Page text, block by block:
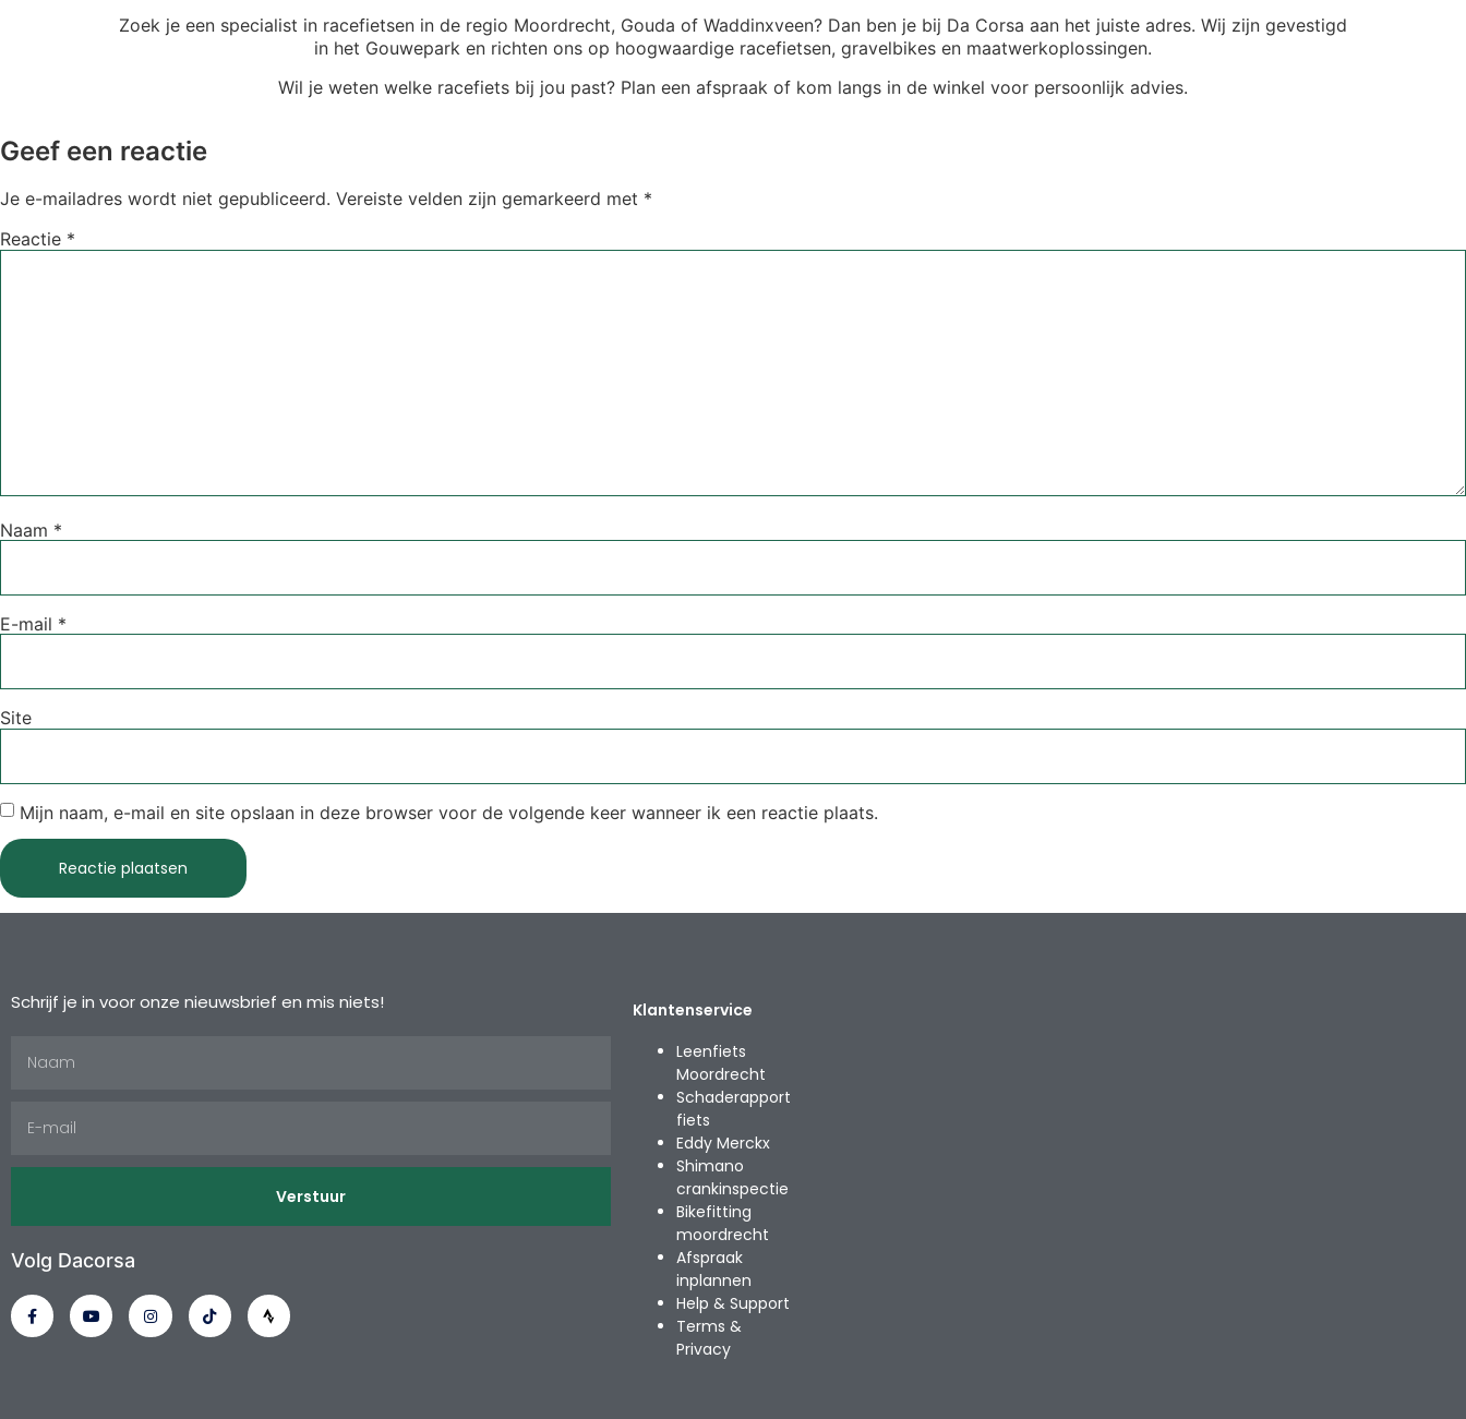
Zoek je een specialist in racefietsen in de regio Moordrecht, Gouda of Waddinxveen? Dan ben je bij Da Corsa aan het juiste adres. Wij zijn gevestigd
in het Gouwepark en richten ons op hoogwaardige racefietsen, gravelbikes en maatwerkoplossingen.
Wil je weten welke racefiets bij jou past? Plan een afspraak of kom langs in de winkel voor persoonlijk advies.
Geef een reactie
Je e-mailadres wordt niet gepubliceerd. Vereiste velden zijn gemarkeerd met *
Reactie *
Naam *
E-mail *
Site
Mijn naam, e-mail en site opslaan in deze browser voor de volgende keer wanneer ik een reactie plaats.
Schrijf je in voor onze nieuwsbrief en mis niets!
Verstuur
Volg Dacorsa
Klantenservice
Leenfiets
Moordrecht
Schaderapport
fiets
Eddy Merckx
Shimano
crankinspectie
Bikefitting
moordrecht
Afspraak
inplannen
Help & Support
Terms &
Privacy